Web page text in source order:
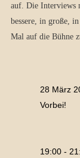
auf. Die Interviews
bessere, in große,
Mal auf die Bühne
28 März
Vorbei!
19:00 -